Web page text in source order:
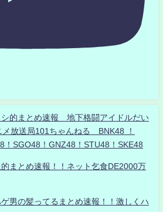
的まとめ速報 地下格闘アイドルだい
放送局101ちゃんねる BNK48 ！
！SGO48！GNZ48！STU48！SKE48
まとめ速報！！ネット乞食DE2000万
男の髪ってるまとめ速報！！激しくハ